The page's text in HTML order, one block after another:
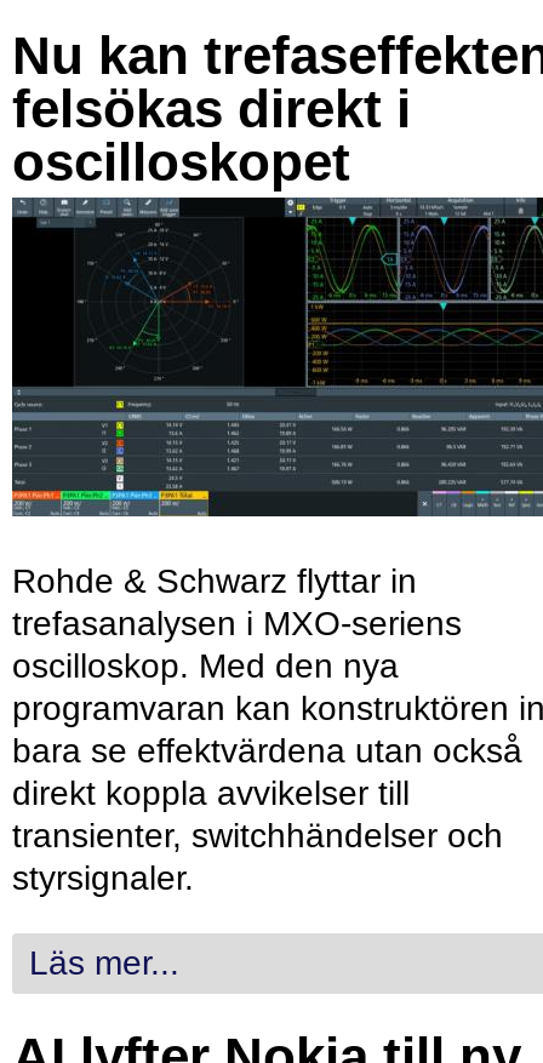
Nu kan
felsökas direkt i
oscilloskopet
Rohde & Schwarz flyttar in
trefasanalysen i MXO-seriens
oscilloskop. Med den nya
programvaran kan konstruktören
bara se effektvärdena utan också
direkt koppla avvikelser till
transienter, switchhändelser och
styrsignaler.
Läs mer...